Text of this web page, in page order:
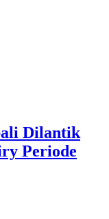
Dilantik
Periode